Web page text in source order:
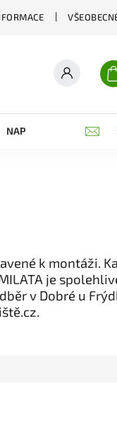
NAPIŠTE NÁM
k montáži.
je
v Dobré u